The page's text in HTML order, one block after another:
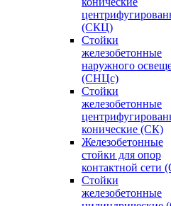
(СКЦ)
Стойки
железобетонные
наружного
(СНЦс)
Стойки
железобетонные
конические (СК)
Железобетонные
стойки для опор
контактной сети
Стойки
железобетонные